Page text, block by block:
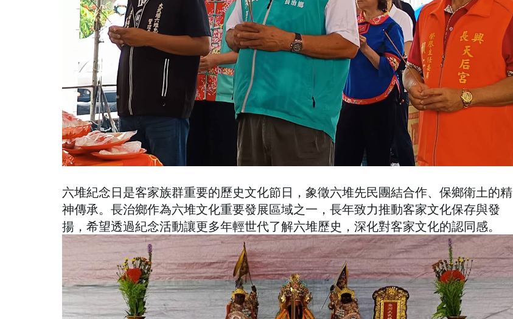
六堆紀念日是客家族群重要的歷史文化節日，象徵六堆先民團結合作、保鄉衛土的精
神傳承。長治鄉作為六堆文化重要發展區域之一，長年致力推動客家文化保存與發
揚，希望透過紀念活動讓更多年輕世代了解六堆歷史，深化對客家文化的認同感。